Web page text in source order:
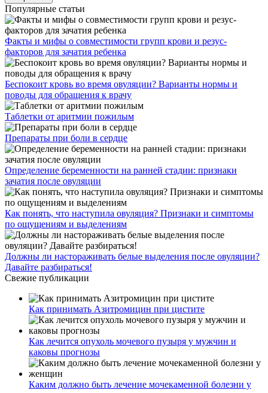
Популярные статьи
Факты и мифы о совместимости групп крови и резус-
факторов для зачатия ребенка
Беспокоит кровь во время овуляции? Варианты нормы и
поводы для обращения к врачу
Таблетки от аритмии пожилым
Препараты при боли в сердце
Определение беременности на ранней стадии: признаки
зачатия после овуляции
Как понять, что наступила овуляция? Признаки и симптомы
по ощущениям и выделениям
Должны ли настораживать белые выделения после овуляции?
Давайте разбираться!
Свежие публикации
Как принимать Азитромицин при цистите
Как лечится опухоль мочевого пузыря у мужчин и
каковы прогнозы
Каким должно быть лечение мочекаменной болезни у